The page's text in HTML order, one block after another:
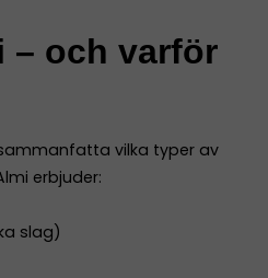
– och varför
vilka typer av
erbjuder:
slag)